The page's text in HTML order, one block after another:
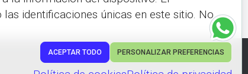
identificaciones únicas en este sitio. No
ACEPTAR TODO PERSONALIZAR PREFERENCIAS
Hestia | Desarrollado por ThemeIsle